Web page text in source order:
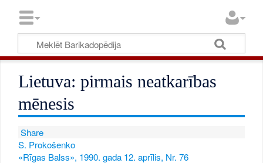
Lietuva: pirmais neatkarības
mēnesis
Share
S. Prokošenko
«Rīgas Balss», 1990. gada 12. aprīlis, Nr. 76